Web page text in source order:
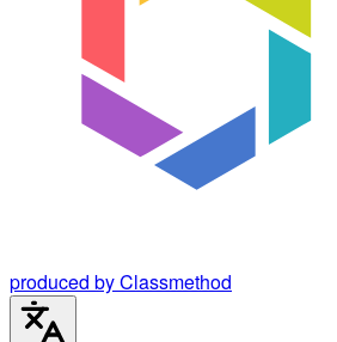
produced by Classmethod